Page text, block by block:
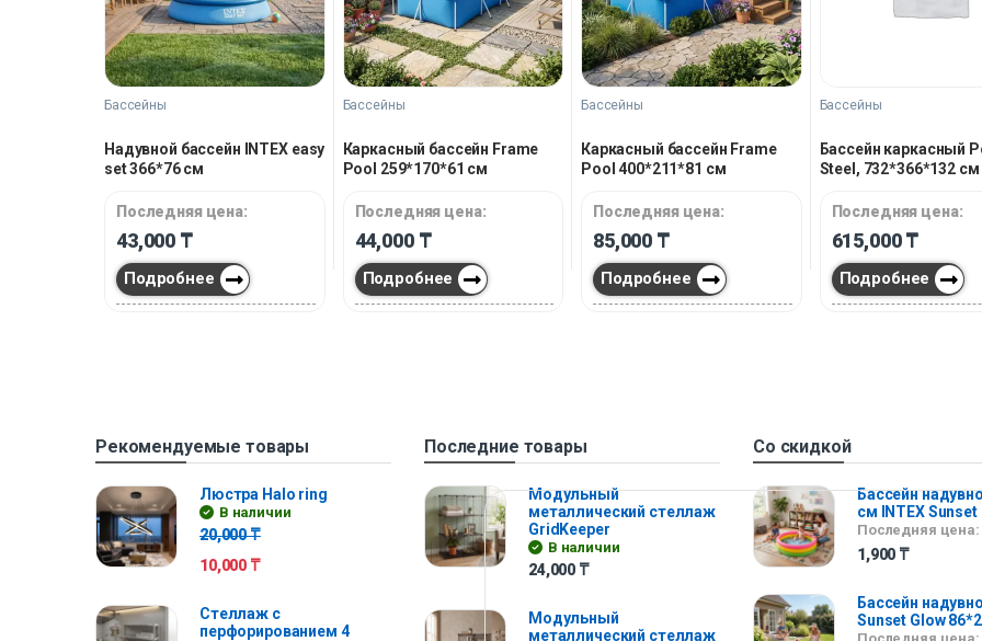
Бассейны
Надувной бассейн INTEX easy
set 366*76 см
Последняя цена:
43,000 ₸
Подробнее
Бассейны
Каркасный бассейн Frame
Pool 259*170*61 см
Последняя цена:
44,000 ₸
Подробнее
Бассейны
Каркасный бассейн Frame
Pool 400*211*81 см
Последняя цена:
85,000 ₸
Подробнее
Бассейны
Бассейн каркасный
Steel, 732*366*132 см
Последняя цена:
615,000₸
Подробнее
Рекомендуемые товары
Люстра Halo ring
В наличии
20,000₸
10,000 ₸
Стеллаж с
перфорированием 4
Последние товары
Модульный
металлический стеллаж
GridKeeper
В наличии
24,000 ₸
Модульный
металлический стеллаж
Со скидкой
Бассейн
см INTEX Sunset
Последняя цена:
1,900 ₸
Бассейн
Sunset Glow